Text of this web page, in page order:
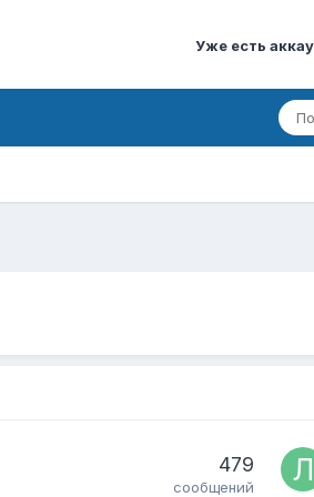
Уже есть
479
сообщений